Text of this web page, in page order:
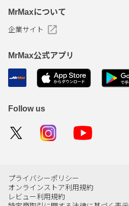
MrMaxについて
企業サイト
MrMax公式アプリ
Follow us
プライバシーポリシー
オンラインストア利用規約
レビュー利用規約